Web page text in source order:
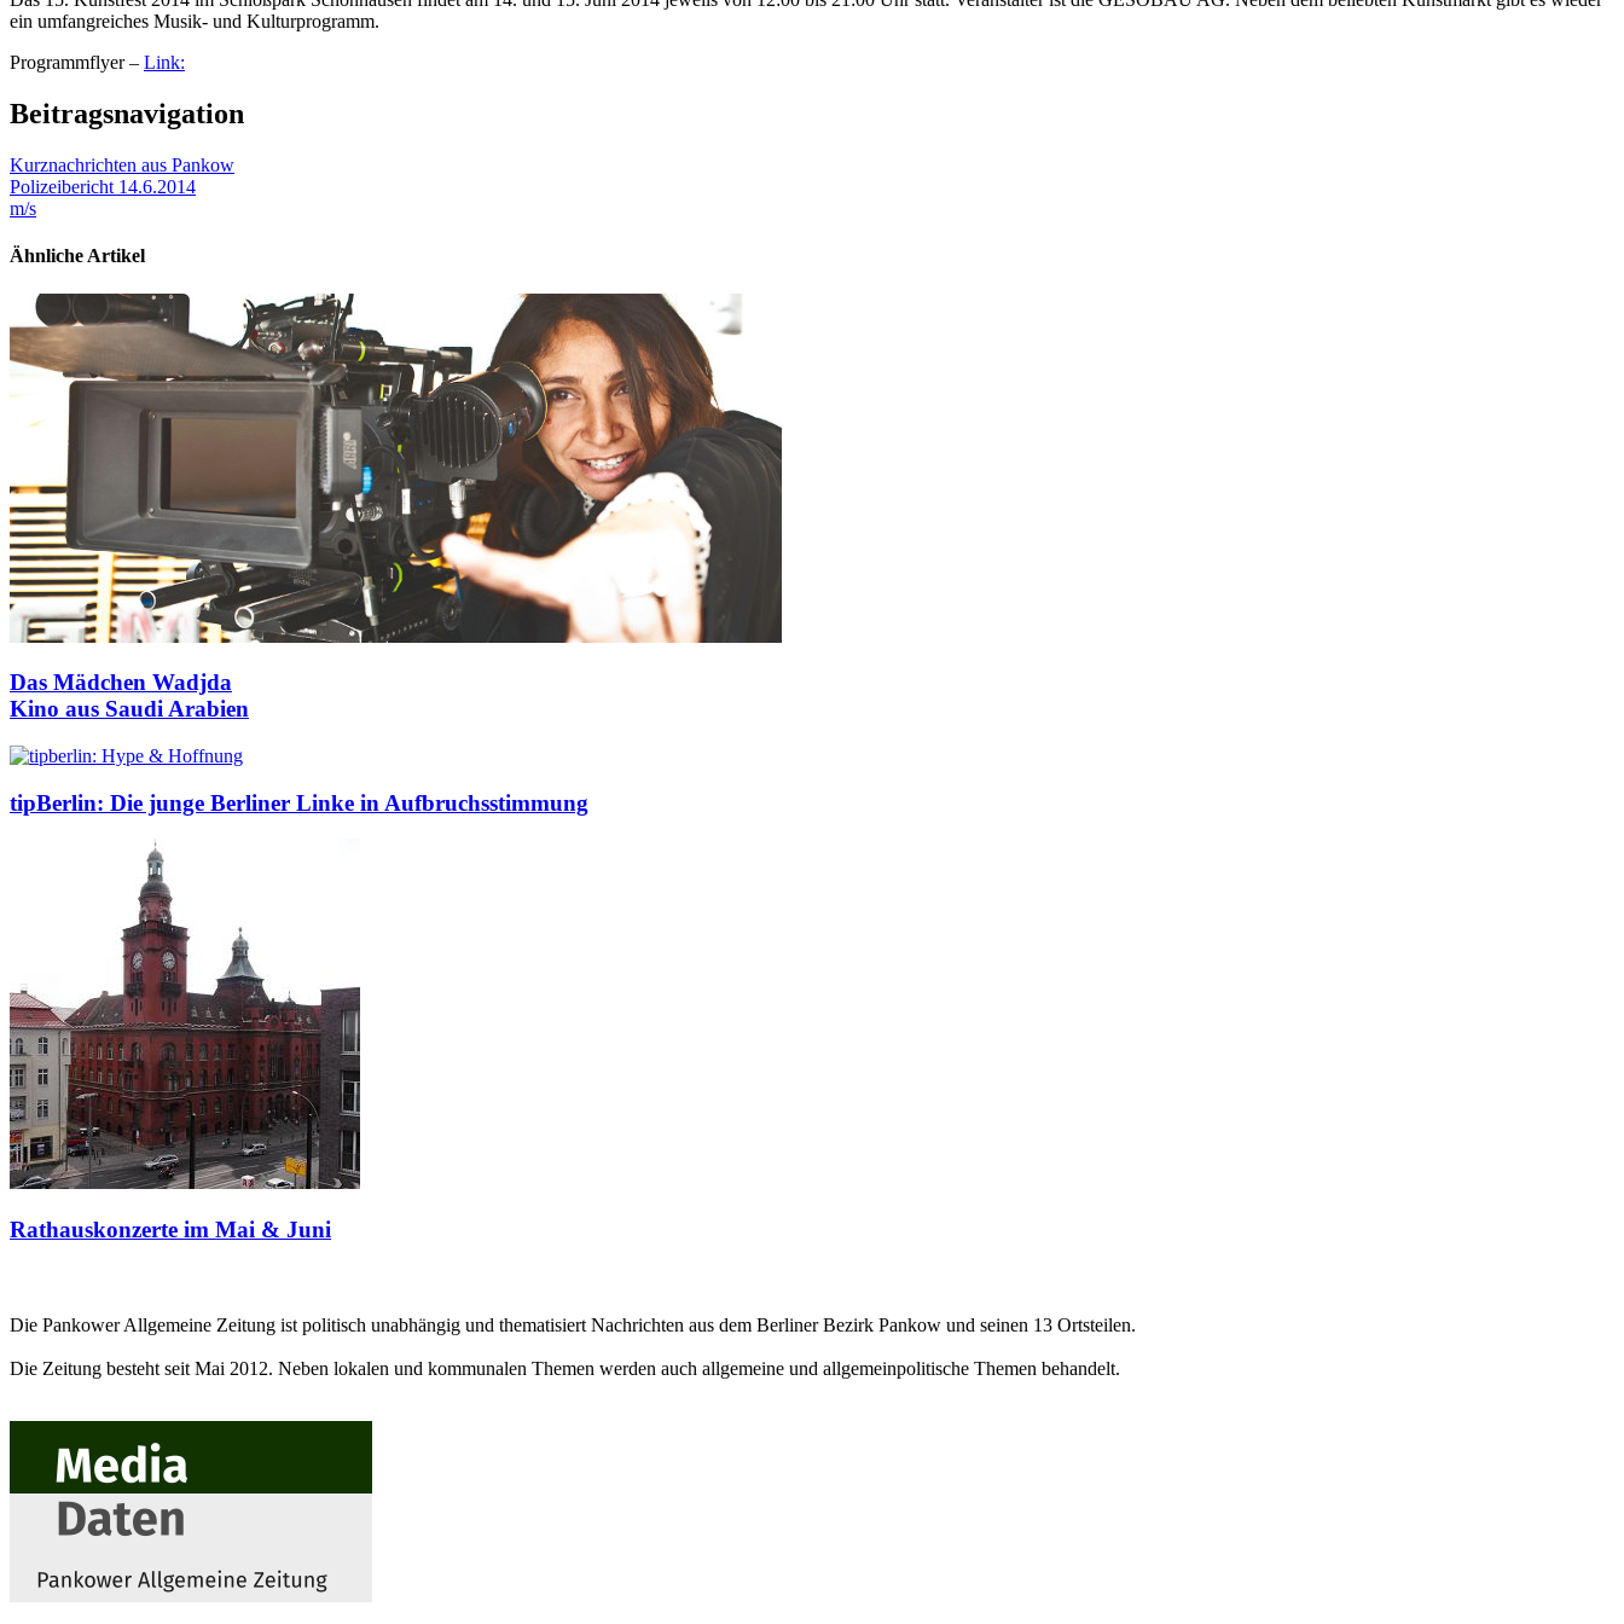
ein umfangreiches Musik- und Kulturprogramm.
Programmflyer – Link:
Beitragsnavigation
Kurznachrichten aus Pankow
Polizeibericht 14.6.2014
m/s
Ähnliche Artikel
Das Mädchen Wadjda
Kino aus Saudi Arabien
tipBerlin: Die junge Berliner Linke in Aufbruchsstimmung
Rathauskonzerte im Mai & Juni
Die Pankower Allgemeine Zeitung ist politisch unabhängig und thematisiert Nachrichten aus dem Berliner Bezirk Pankow und seinen 13 Ortsteilen.
Die Zeitung besteht seit Mai 2012. Neben lokalen und kommunalen Themen werden auch allgemeine und allgemeinpolitische Themen behandelt.